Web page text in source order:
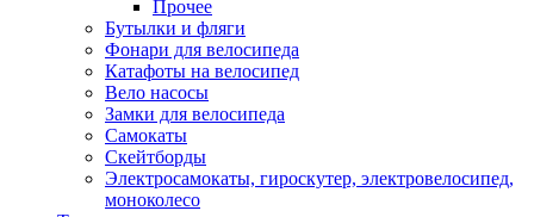
Прочее
Бутылки и фляги
Фонари для велосипеда
Катафоты на велосипед
Вело насосы
Замки для велосипеда
Самокаты
Скейтборды
Электросамокаты, гироскутер, электровелосипед,
моноколесо